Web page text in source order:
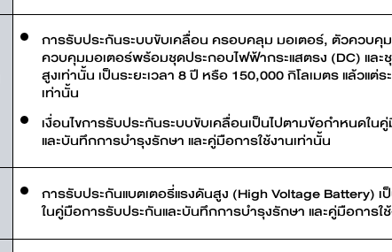
การรับประกันระบบขับเคลื่อน ครอบคลุม มอเตอร์, ตัวควบคุ
ควบคุมมอเตอร์พร้อมชุดประกอบไฟฟ้ากระแสตรง (DC) และ
สูงเท่านั้น เป็นระยะเวลา 8 ปี หรือ 150,000 กิโลเมตร แล้วแต่ร
เท่านั้น
เงื่อนไขการรับประกันระบบขับเคลื่อนเป็นไปตามข้อกำหนดใน
และบันทึกการบำรุงรักษา และคู่มือการใช้งานเท่านั้น
การรับประกันแบตเตอรี่แรงดันสูง (High Voltage Battery)
ในคู่มือการรับประกันและบันทึกการบำรุงรักษา และคู่มือการใ